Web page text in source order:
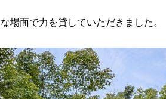
場面で力を貸していただきました。